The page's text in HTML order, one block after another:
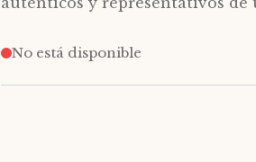
No está disponible